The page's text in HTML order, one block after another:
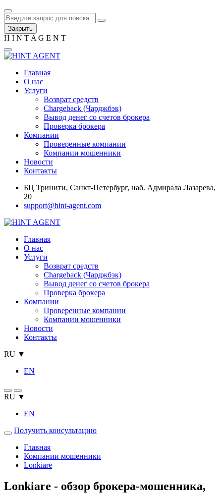
Закрыть
H I N T A G E N T
Главная
О нас
Услуги
Возврат средств
Chargeback (Чарджбэк)
Вывод денег со счетов брокера
Проверка брокера
Компании
Проверенные компании
Компании мошенники
Новости
Контакты
БЦ Тринити, Санкт-Петербург, наб. Адмирала Лазарева,
20
support@hint-agent.com
Главная
О нас
Услуги
Возврат средств
Chargeback (Чарджбэк)
Вывод денег со счетов брокера
Проверка брокера
Компании
Проверенные компании
Компании мошенники
Новости
Контакты
RU ▼
EN
RU ▼
EN
Получить консультацию
Главная
Компании мошенники
Lonkiare
Lonkiare - обзор брокера-мошенника,